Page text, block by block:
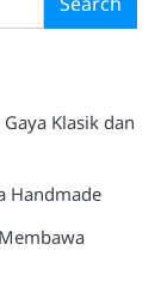
Klasik dan
Handmade